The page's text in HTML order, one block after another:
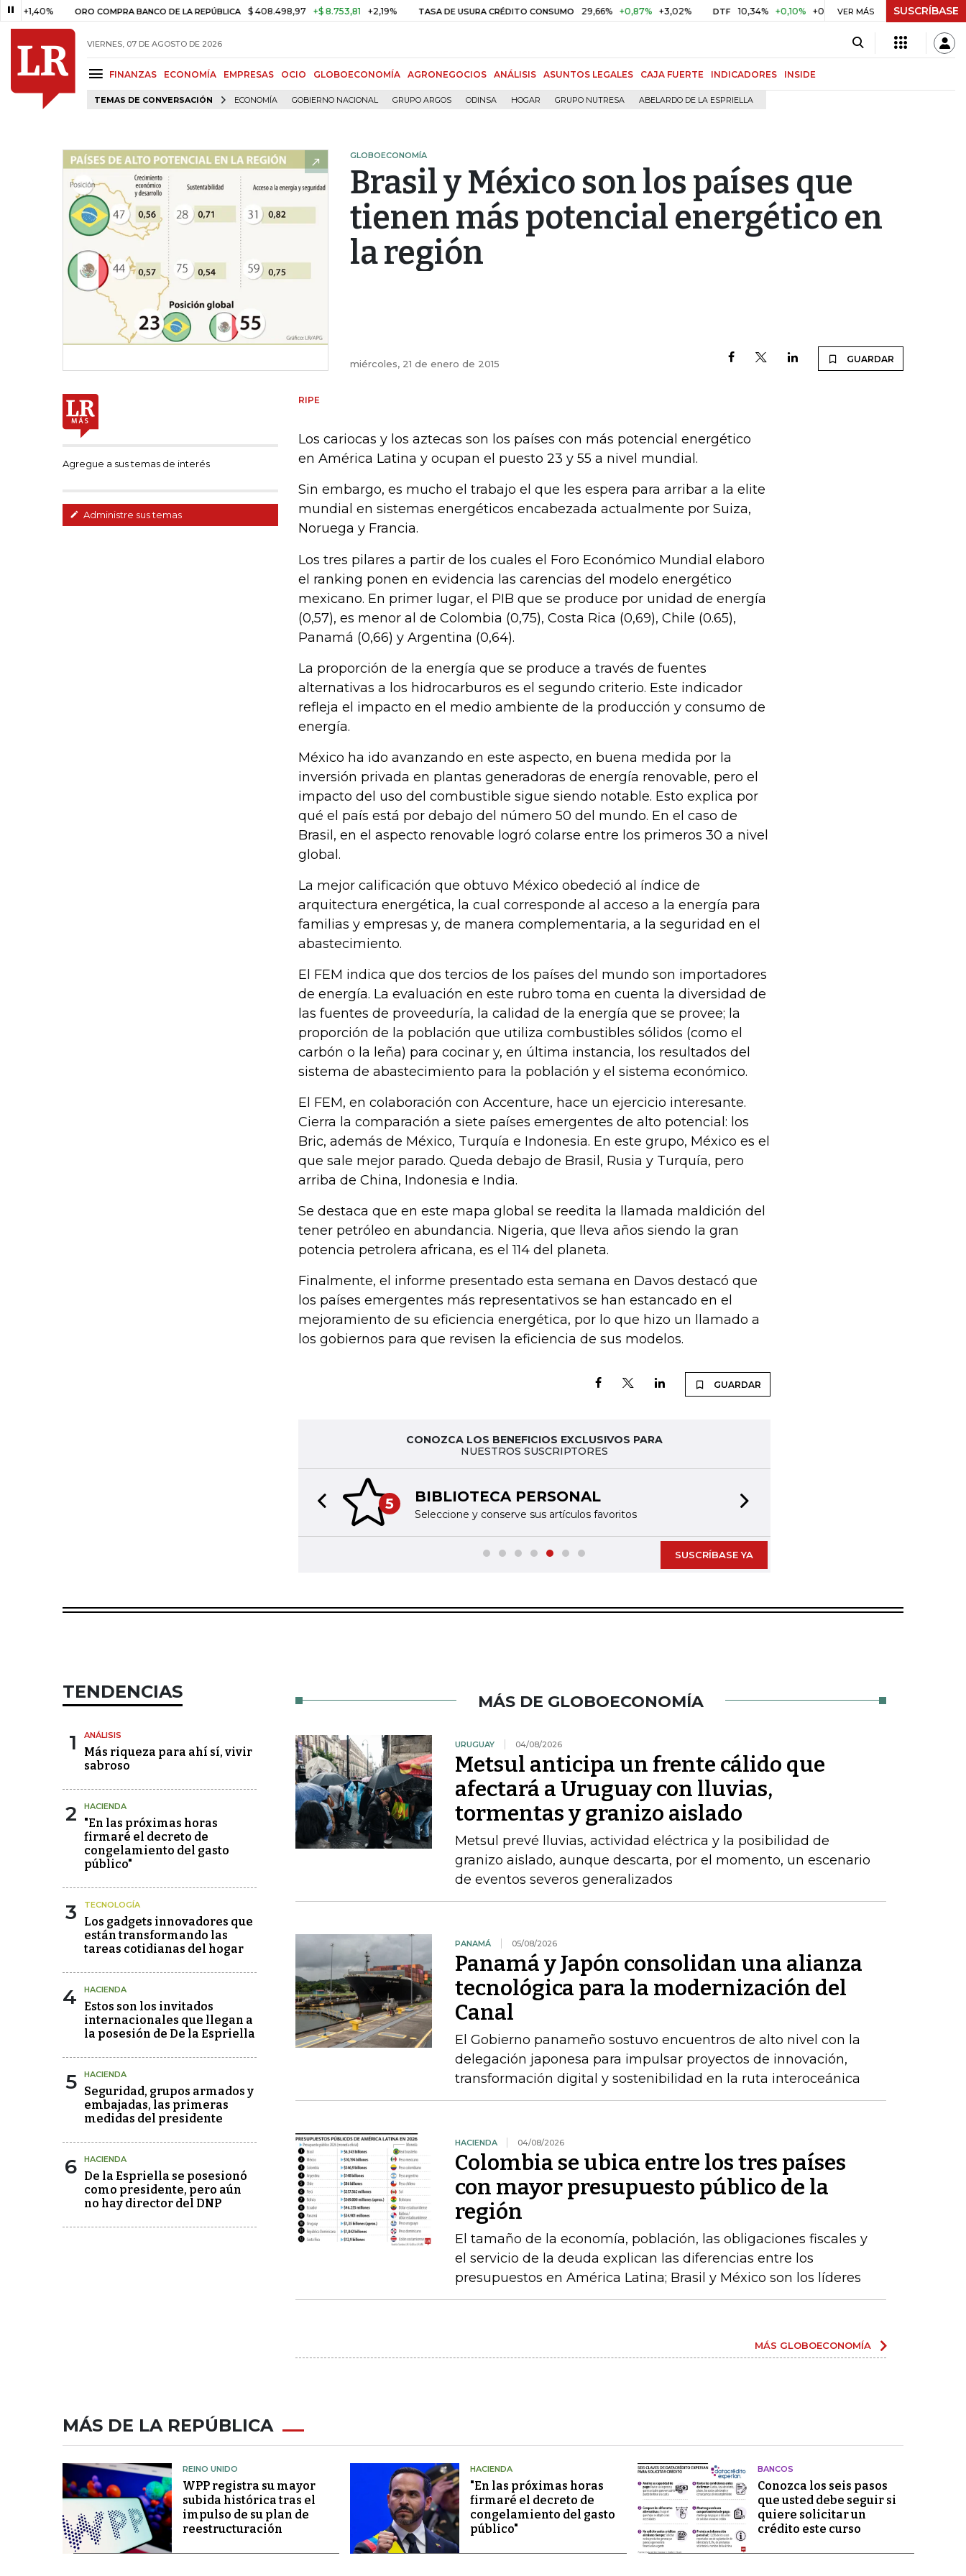
ORO COMPRA BANCO DE LA REPÚBLICA $ 408.498,97 +$ 8.753,81 +2,19% TASA DE USURA CRÉDITO CONSUMO 29,66% +0,87% +3,02% DTF 10,34% +0,10% +0,98% UVR $ 416,96 +$ 0,05 +0,01%
VER MÁS SUSCRÍBASE
VIERNES, 07 DE AGOSTO DE 2026
FINANZAS ECONOMÍA EMPRESAS OCIO GLOBOECONOMÍA AGRONEGOCIOS ANÁLISIS ASUNTOS LEGALES CAJA FUERTE INDICADORES INSIDE
TEMAS DE CONVERSACIÓN ECONOMÍA GOBIERNO NACIONAL GRUPO ARGOS ODINSA HOGAR GRUPO NUTRESA ABELARDO DE LA ESPRIELLA
GLOBOECONOMÍA
Brasil y México son los países que
tienen más potencial energético en
la región
miércoles, 21 de enero de 2015 GUARDAR
Agregue a sus temas de interés
Administre sus temas
RIPE
Los cariocas y los aztecas son los países con más potencial energético
en América Latina y ocupan el puesto 23 y 55 a nivel mundial.
Sin embargo, es mucho el trabajo el que les espera para arribar a la elite
mundial en sistemas energéticos encabezada actualmente por Suiza,
Noruega y Francia.
Los tres pilares a partir de los cuales el Foro Económico Mundial elaboro
el ranking ponen en evidencia las carencias del modelo energético
mexicano. En primer lugar, el PIB que se produce por unidad de energía
(0,57), es menor al de Colombia (0,75), Costa Rica (0,69), Chile (0.65),
Panamá (0,66) y Argentina (0,64).
La proporción de la energía que se produce a través de fuentes
alternativas a los hidrocarburos es el segundo criterio. Este indicador
refleja el impacto en el medio ambiente de la producción y consumo de
energía.
México ha ido avanzando en este aspecto, en buena medida por la
inversión privada en plantas generadoras de energía renovable, pero el
impacto del uso del combustible sigue siendo notable. Esto explica por
qué el país está por debajo del número 50 del mundo. En el caso de
Brasil, en el aspecto renovable logró colarse entre los primeros 30 a nivel
global.
La mejor calificación que obtuvo México obedeció al índice de
arquitectura energética, la cual corresponde al acceso a la energía para
familias y empresas y, de manera complementaria, a la seguridad en el
abastecimiento.
El FEM indica que dos tercios de los países del mundo son importadores
de energía. La evaluación en este rubro toma en cuenta la diversidad de
las fuentes de proveeduría, la calidad de la energía que se provee; la
proporción de la población que utiliza combustibles sólidos (como el
carbón o la leña) para cocinar y, en última instancia, los resultados del
sistema de abastecimiento para la población y el sistema económico.
El FEM, en colaboración con Accenture, hace un ejercicio interesante.
Cierra la comparación a siete países emergentes de alto potencial: los
Bric, además de México, Turquía e Indonesia. En este grupo, México es el
que sale mejor parado. Queda debajo de Brasil, Rusia y Turquía, pero
arriba de China, Indonesia e India.
Se destaca que en este mapa global se reedita la llamada maldición del
tener petróleo en abundancia. Nigeria, que lleva años siendo la gran
potencia petrolera africana, es el 114 del planeta.
Finalmente, el informe presentado esta semana en Davos destacó que
los países emergentes más representativos se han estancado en el
mejoramiento de su eficiencia energética, por lo que hizo un llamado a
los gobiernos para que revisen la eficiencia de sus modelos.
GUARDAR
CONOZCA LOS BENEFICIOS EXCLUSIVOS PARA
NUESTROS SUSCRIPTORES
5 BIBLIOTECA PERSONAL
Seleccione y conserve sus artículos favoritos
Previous slide
SUSCRÍBASE YA
TENDENCIAS
1 ANÁLISIS
Más riqueza para ahí sí, vivir
sabroso
2 HACIENDA
"En las próximas horas
firmaré el decreto de
congelamiento del gasto
público"
3 TECNOLOGÍA
Los gadgets innovadores que
están transformando las
tareas cotidianas del hogar
4 HACIENDA
Estos son los invitados
internacionales que llegan a
la posesión de De la Espriella
5 HACIENDA
Seguridad, grupos armados y
embajadas, las primeras
medidas del presidente
6 HACIENDA
De la Espriella se posesionó
como presidente, pero aún
no hay director del DNP
MÁS DE GLOBOECONOMÍA
URUGUAY 04/08/2026
Metsul anticipa un frente cálido que
afectará a Uruguay con lluvias,
tormentas y granizo aislado
Metsul prevé lluvias, actividad eléctrica y la posibilidad de
granizo aislado, aunque descarta, por el momento, un escenario
de eventos severos generalizados
PANAMÁ 05/08/2026
Panamá y Japón consolidan una alianza
tecnológica para la modernización del
Canal
El Gobierno panameño sostuvo encuentros de alto nivel con la
delegación japonesa para impulsar proyectos de innovación,
transformación digital y sostenibilidad en la ruta interoceánica
HACIENDA 04/08/2026
Colombia se ubica entre los tres países
con mayor presupuesto público de la
región
El tamaño de la economía, población, las obligaciones fiscales y
el servicio de la deuda explican las diferencias entre los
presupuestos en América Latina; Brasil y México son los líderes
MÁS GLOBOECONOMÍA
MÁS DE LA REPÚBLICA
REINO UNIDO
WPP registra su mayor
subida histórica tras el
impulso de su plan de
reestructuración
HACIENDA
"En las próximas horas
firmaré el decreto de
congelamiento del gasto
público"
BANCOS
Conozca los seis pasos
que usted debe seguir si
quiere solicitar un
crédito este curso